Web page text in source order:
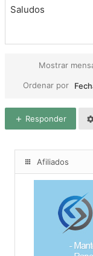
Saludos
Mostrar
Ordenar por
Responder
Afiliados